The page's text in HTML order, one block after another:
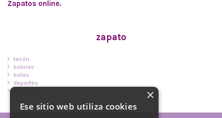
Zapatos online.
zapato
tacón
botines
botas
deportes
×
Ese sitio web utiliza cookies